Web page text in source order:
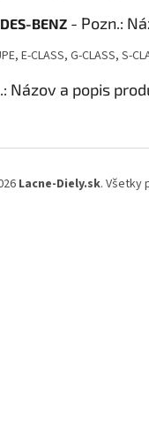
BENZ
E-CLASS, G-CLASS, S-
Lacne-Diely.sk. Všetky